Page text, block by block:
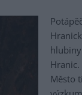
Město